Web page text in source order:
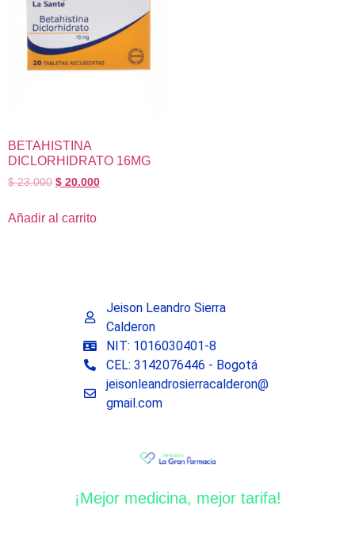
BETAHISTINA
DICLORHIDRATO 16MG
$23.000 $ 20.000
Añadir al carrito
Jeison Leandro Sierra
Calderon
NIT: 1016030401-8
CEL: 3142076446 - Bogotá
jeisonleandrosierracalderon@
gmail.com
¡Mejor medicina, mejor tarifa!